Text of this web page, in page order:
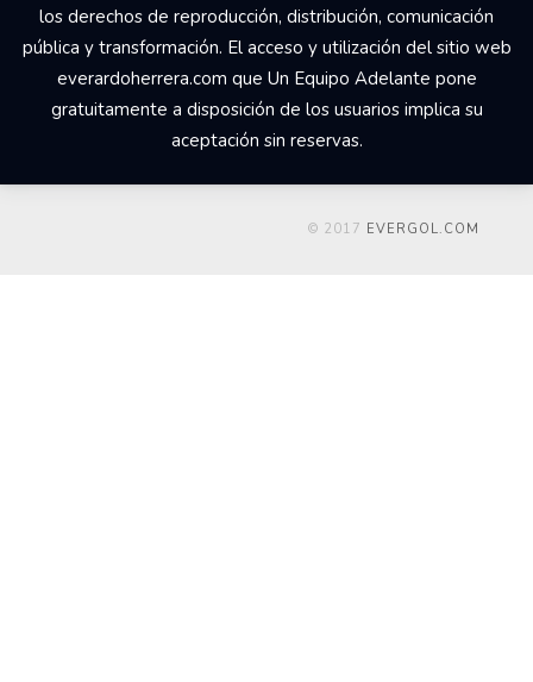
los derechos de reproducción, distribución, comunicación
pública y transformación. El acceso y utilización del sitio web
everardoherrera.com que Un Equipo Adelante pone
gratuitamente a disposición de los usuarios implica su
aceptación sin reservas.
© 2017 EVERGOL.COM